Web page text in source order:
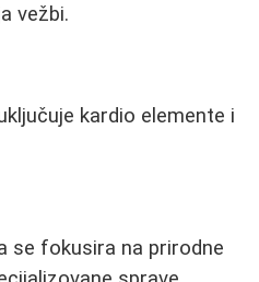
vežbi.
kardio elemente i
se fokusira na prirodne